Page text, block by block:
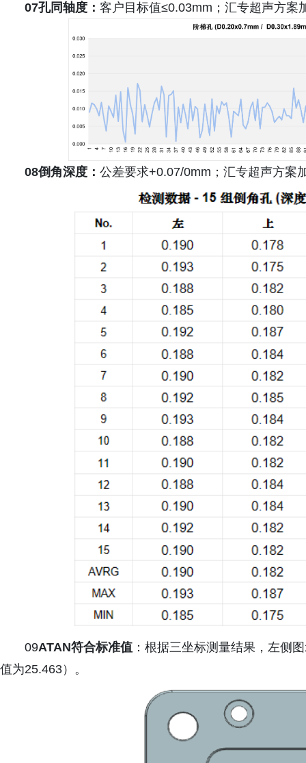
07孔同轴度： 客户目标值≤0.03mm；汇专超声方案
08倒角深度： 公差要求+0.07/0mm；汇专超声方案
09ATAN符合标准值 ：根据三坐标测量结果，左侧
值为25.463）。